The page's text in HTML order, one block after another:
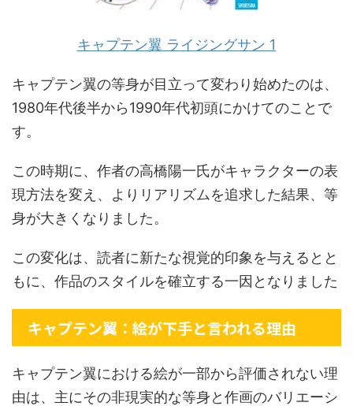
キャプテン翼 ライジングサン 1
キャプテン翼の等身が目立って変わり始めたのは、
1980年代後半から1990年代初頭にかけてのことで
す。
この時期に、作者の高橋陽一氏がキャラクターの表
現方法を変え、よりリアリズムを追求した結果、等
身が大きくなりました。
この変化は、読者に新たな視覚的印象を与えるとと
もに、作品のスタイルを確立する一因となりました
キャプテン翼：絵が下手と言われる理由
キャプテン翼における絵が一部から評価されない理
由は、主にその非現実的な等身と作画のバリエーシ